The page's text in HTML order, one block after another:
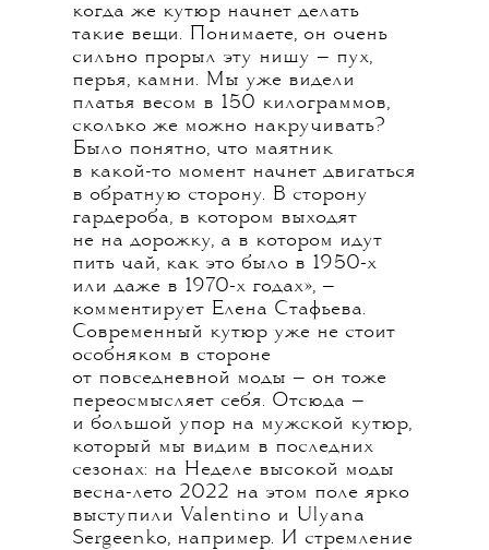
когда же кутюр начнет делать
такие вещи. Понимаете, он очень
сильно прорыл эту нишу — пух,
перья, камни. Мы уже видели
платья весом в 150 килограммов,
сколько же можно накручивать?
Было понятно, что маятник
в какой-то момент начнет двигаться
в обратную сторону. В сторону
гардероба, в котором выходят
не на дорожку, а в котором идут
пить чай, как это было в 1950-х
или даже в 1970-х годах», —
комментирует Елена Стафьева.
Современный кутюр уже не стоит
особняком в стороне
от повседневной моды — он тоже
переосмысляет себя. Отсюда —
и большой упор на мужской кутюр,
который мы видим в последних
сезонах: на Неделе высокой моды
весна-лето 2022 на этом поле ярко
выступили Valentino и Ulyana
Sergeenko, например. И стремление